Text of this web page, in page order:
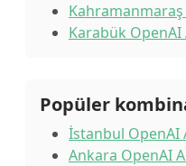
Karabük
Popüler
İstanbul OpenAI
Ankara OpenAI